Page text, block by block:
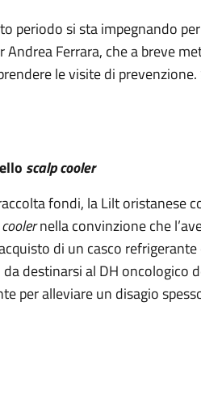
periodo si sta impegnando
Ferrara, che a breve
le visite di
scalp cooler
fondi, la Lilt oristanese
nella convinzione che
di un casco
destinarsi al DH oncologico
per alleviare un disagio